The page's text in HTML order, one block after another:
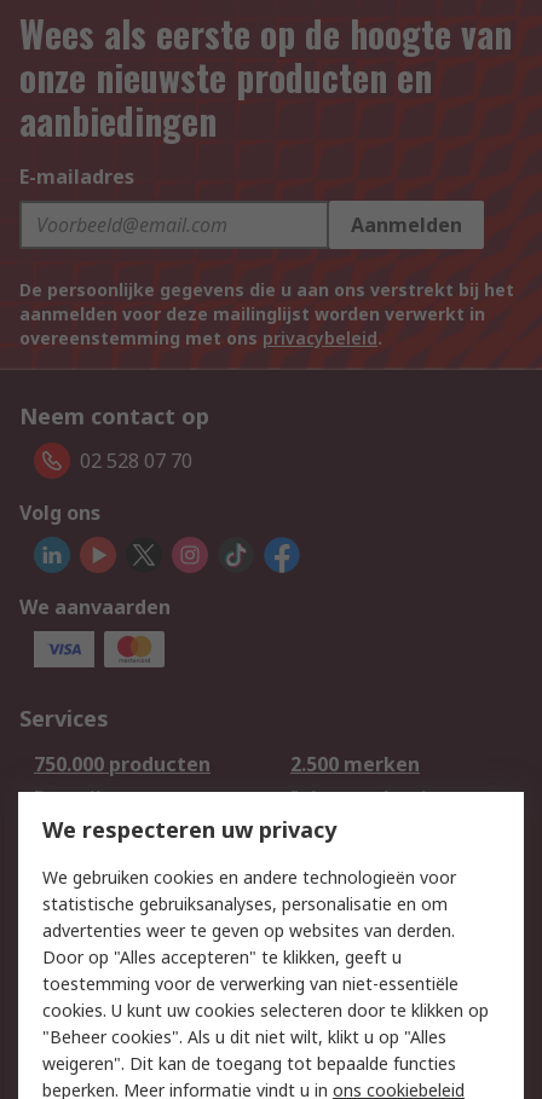
Wees als eerste op de hoogte van
onze nieuwste producten en
aanbiedingen
E-mailadres
Aanmelden
De persoonlijke gegevens die u aan ons verstrekt bij het
aanmelden voor deze mailinglijst worden verwerkt in
overeenstemming met ons privacybeleid.
Neem contact op
02 528 07 70
Volg ons
We aanvaarden
Services
750.000 producten
2.500 merken
Bestellen
Inkoopoplossingen
Retouren
Technisch advies
Track & Trace
Wettelijk
Cookiebeleid
Email veiligheid
Privacybeleid -
Bijgewerkt
Websitevoorwaarden
Algemene
We respecteren uw privacy
We gebruiken cookies en andere technologieën voor
statistische gebruiksanalyses, personalisatie en om
advertenties weer te geven op websites van derden.
Door op "Alles accepteren" te klikken, geeft u
toestemming voor de verwerking van niet-essentiële
cookies. U kunt uw cookies selecteren door te klikken op
"Beheer cookies". Als u dit niet wilt, klikt u op "Alles
weigeren". Dit kan de toegang tot bepaalde functies
beperken. Meer informatie vindt u in ons cookiebeleid